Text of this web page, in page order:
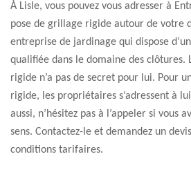
À Lisle, vous pouvez vous adresser à
pose de grillage rigide autour de votre
entreprise de jardinage qui dispose
qualifiée dans le domaine des clôtures.
rigide n’a pas de secret pour lui. Pour
rigide, les propriétaires s’adressent à
aussi, n’hésitez pas à l’appeler si vous
sens. Contactez-le et demandez un
conditions tarifaires.